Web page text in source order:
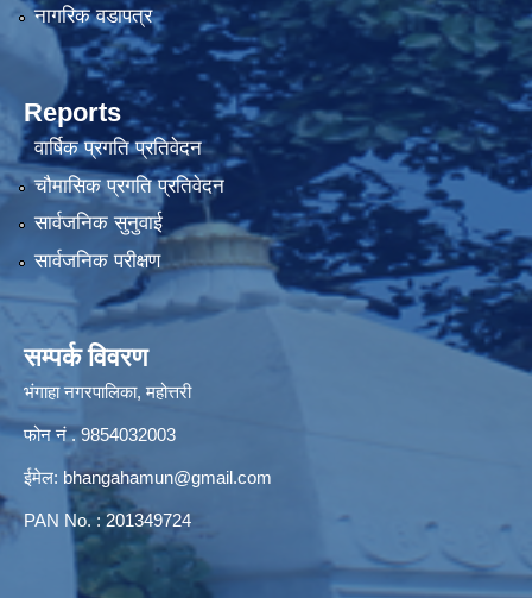
नागरिक वडापत्र
Reports
वार्षिक प्रगति प्रतिवेदन
चौमासिक प्रगति प्रतिवेदन
सार्वजनिक सुनुवाई
सार्वजनिक परीक्षण
सम्पर्क विवरण
भंगाहा नगरपालिका, महोत्तरी
फोन नं . 9854032003
ईमेल: bhangahamun@gmail.com
PAN No. : 201349724